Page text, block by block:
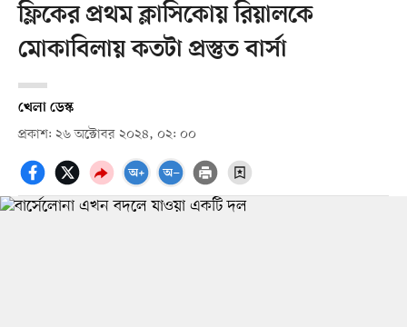
ফ্লিকের প্রথম ক্লাসিকোয় রিয়ালকে
মোকাবিলায় কতটা প্রস্তুত বার্সা
খেলা ডেস্ক
প্রকাশ: ২৬ অক্টোবর ২০২৪, ০২: ০০